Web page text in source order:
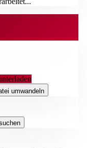
umwandeln